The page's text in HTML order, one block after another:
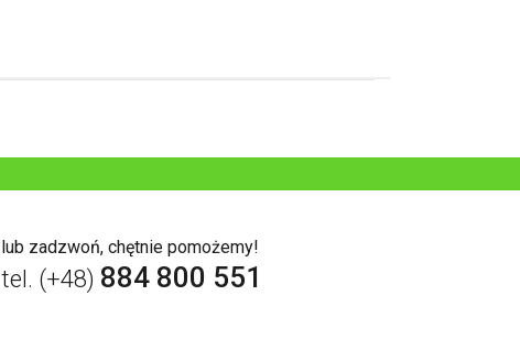
lub zadzwoń, chętnie pomożemy!
tel. (+48) 884 800 551